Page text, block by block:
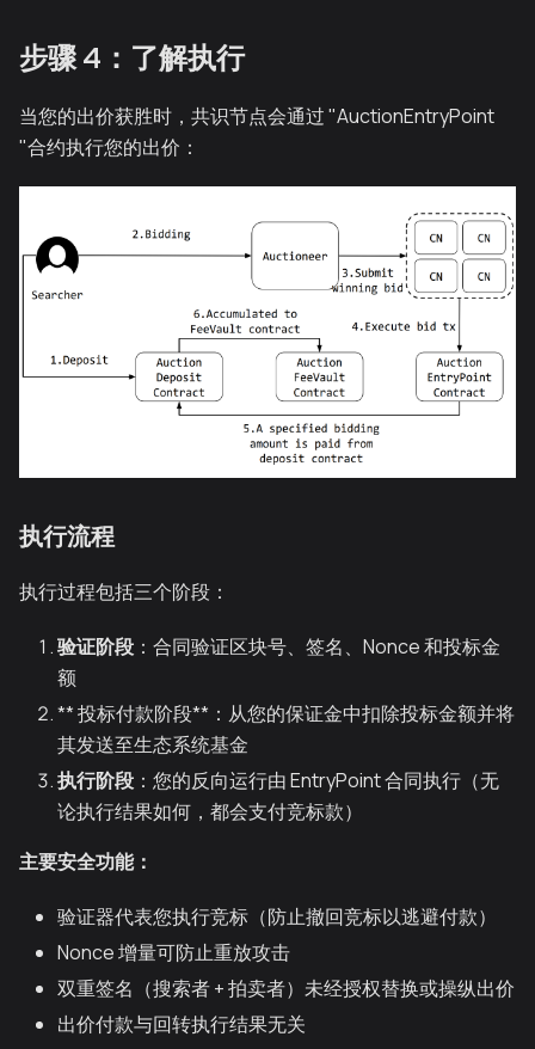
步骤 4：了解执行
当您的出价获胜时，共识节点会通过 "AuctionEntryPoint
"合约执行您的出价：
执行流程
执行过程包括三个阶段：
验证阶段 ：合同验证区块号、签名、Nonce 和投标金
额
** 投标付款阶段**：从您的保证金中扣除投标金额并将
其发送至生态系统基金
执行阶段 ：您的反向运行由 EntryPoint 合同执行（无
论执行结果如何，都会支付竞标款）
主要安全功能：
验证器代表您执行竞标（防止撤回竞标以逃避付款）
Nonce 增量可防止重放攻击
双重签名（搜索者 + 拍卖者）未经授权替换或操纵出价
出价付款与回转执行结果无关